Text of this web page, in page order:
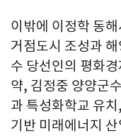
이밖에 이정학 동
거점도시 조성과
수 당선인의 평화
약, 김정중 양양군
과 특성화학교 유
기반 미래에너지